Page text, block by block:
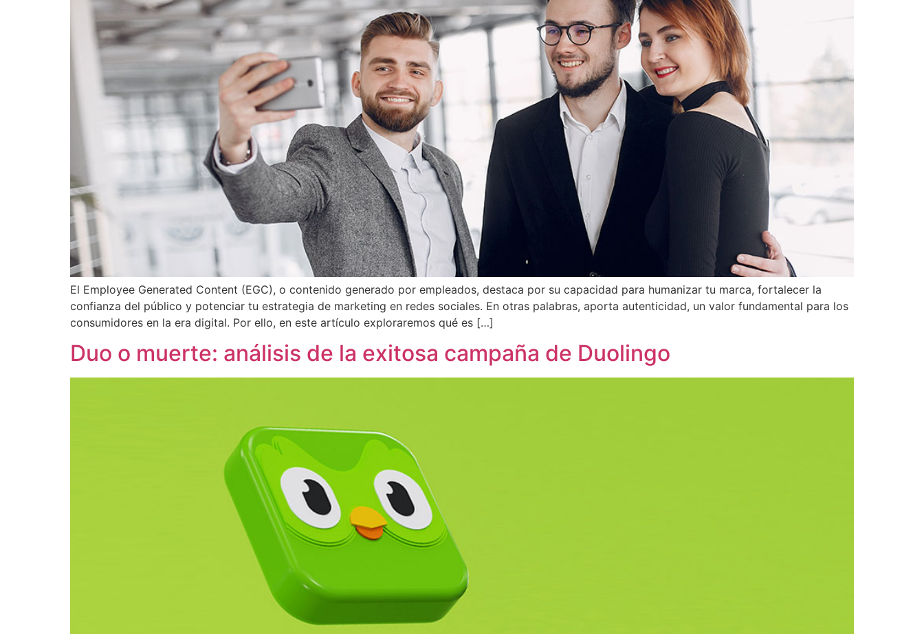
El Employee Generated Content (EGC), o contenido generado por empleados, destaca por su capacidad para humanizar tu marca, fortalecer la
confianza del público y potenciar tu estrategia de marketing en redes sociales. En otras palabras, aporta autenticidad, un valor fundamental para los
consumidores en la era digital. Por ello, en este artículo exploraremos qué es […]
Duo o muerte: análisis de la exitosa campaña de Duolingo